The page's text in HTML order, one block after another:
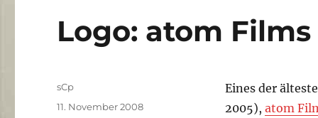
Logo: atom Films
Eines der
2005), atom
Autor
sCp
Veröffentlicht
11. November 2008